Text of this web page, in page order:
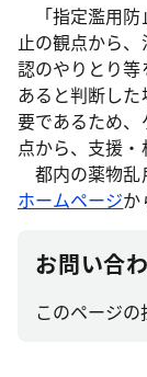
「指定濫用防
止の観点から
認のやりとり
あると判断し
要であるため
点から、支援・
都内の薬物乱
ホームページか
お問い合
このページの